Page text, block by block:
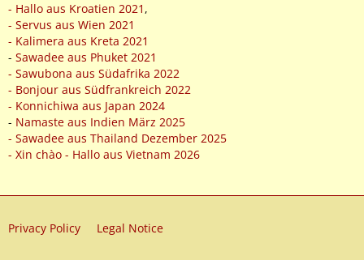
- Hallo aus Kroatien 2021 ,
- Servus aus Wien 2021
- Kalimera aus Kreta 2021
- Sawadee aus Phuket 2021
- Sawubona aus Südafrika 2022
- Bonjour aus Südfrankreich 2022
- Konnichiwa aus Japan 2024
- Namaste aus Indien März 2025
- Sawadee aus Thailand Dezember 2025
- Xin chào - Hallo aus Vietnam 2026
Privacy Policy Legal Notice